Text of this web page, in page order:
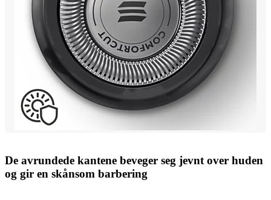
De avrundede kantene beveger seg jevnt over huden
og gir en skånsom barbering